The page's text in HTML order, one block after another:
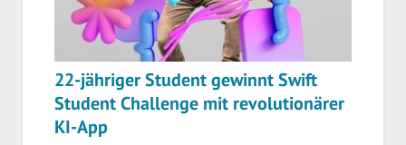
22-jähriger Student gewinnt Swift
Student Challenge mit revolutionärer
KI-App